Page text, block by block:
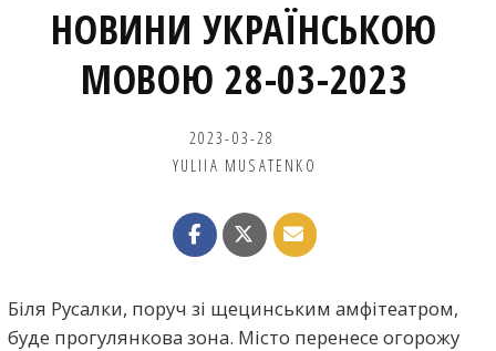
НОВИНИ УКРАЇНСЬКОЮ
МОВОЮ 28-03-2023
2023-03-28
YULIIA MUSATENKO
Біля Русалки, поруч зі щецинським амфітеатром,
буде прогулянкова зона. Місто перенесе огорожу